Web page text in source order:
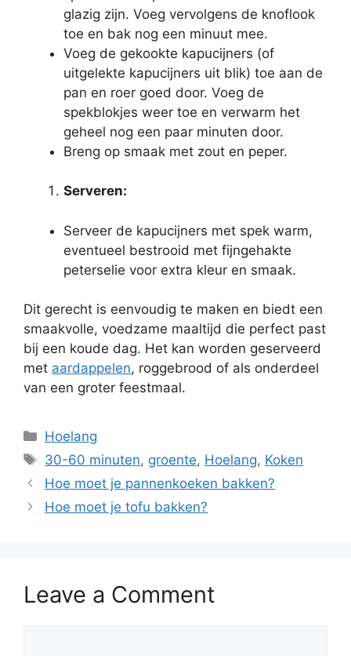
glazig zijn. Voeg vervolgens de knoflook
toe en bak nog een minuut mee.
Voeg de gekookte kapucijners (of
uitgelekte kapucijners uit blik) toe aan de
pan en roer goed door. Voeg de
spekblokjes weer toe en verwarm het
geheel nog een paar minuten door.
Breng op smaak met zout en peper.
Serveren:
Serveer de kapucijners met spek warm,
eventueel bestrooid met fijngehakte
peterselie voor extra kleur en smaak.
Dit gerecht is eenvoudig te maken en biedt een
smaakvolle, voedzame maaltijd die perfect past
bij een koude dag. Het kan worden geserveerd
met aardappelen, roggebrood of als onderdeel
van een groter feestmaal.
Hoelang
30-60 minuten, groente, Hoelang, Koken
Hoe moet je pannenkoeken bakken?
Hoe moet je tofu bakken?
Leave a Comment